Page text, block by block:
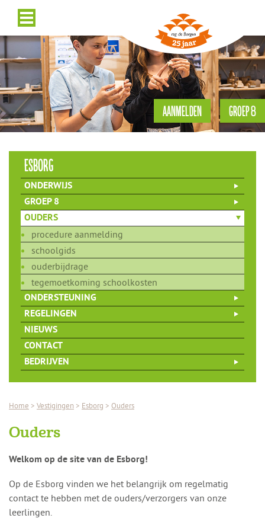
GROEP 8
AANMELDEN
esborg
ONDERWIJS
GROEP 8
OUDERS
procedure aanmelding
schoolgids
ouderbijdrage
tegemoetkoming schoolkosten
ONDERSTEUNING
REGELINGEN
NIEUWS
CONTACT
BEDRIJVEN
Home > Vestigingen > Esborg > Ouders
Ouders
Welkom op de site van de Esborg!
Op de Esborg vinden we het belangrijk om regelmatig
contact te hebben met de ouders/verzorgers van onze
leerlingen.